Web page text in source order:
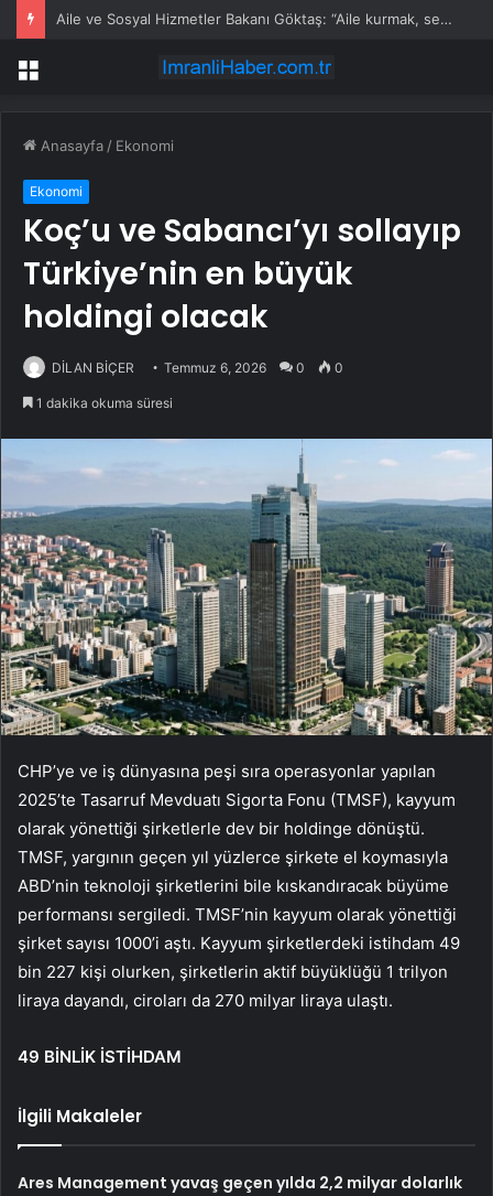
Aile ve Sosyal Hizmetler Bakanı Göktaş: “Aile kurmak, sevgi, sadakat ve sorumluluk üstüne yeni bir hayat kurmaktır”
Menü
Anasayfa / Ekonomi
Ekonomi
Koç’u ve Sabancı’yı sollayıp
Türkiye’nin en büyük
holdingi olacak
DİLAN BİÇER Temmuz 6, 2026 0 0
1 dakika okuma süresi
CHP’ye ve iş dünyasına peşi sıra operasyonlar yapılan
2025’te Tasarruf Mevduatı Sigorta Fonu (TMSF), kayyum
olarak yönettiği şirketlerle dev bir holdinge dönüştü.
TMSF, yargının geçen yıl yüzlerce şirkete el koymasıyla
ABD’nin teknoloji şirketlerini bile kıskandıracak büyüme
performansı sergiledi. TMSF’nin kayyum olarak yönettiği
şirket sayısı 1000’i aştı. Kayyum şirketlerdeki istihdam 49
bin 227 kişi olurken, şirketlerin aktif büyüklüğü 1 trilyon
liraya dayandı, ciroları da 270 milyar liraya ulaştı.
49 BİNLİK İSTİHDAM
İlgili Makaleler
Ares Management yavaş geçen yılda 2,2 milyar dolarlık